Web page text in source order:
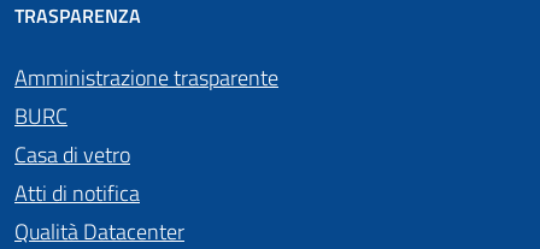
TRASPARENZA
Amministrazione trasparente
BURC
Casa di vetro
Atti di notifica
Qualità Datacenter